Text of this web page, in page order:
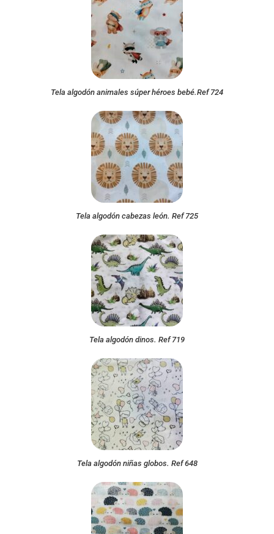
Tela algodón animales súper héroes bebé.Ref 724
Tela algodón cabezas león. Ref 725
Tela algodón dinos. Ref 719
Tela algodón niñas globos. Ref 648